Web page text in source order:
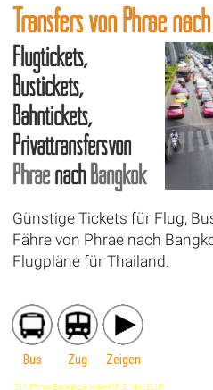
Transfers von Phrae
Flugtickets,
Bustickets,
Bahntickets,
Privattransfersvon
Phraenach Bangkok
Günstige Tickets für Flug,
Fähre von Phrae nach
Flugpläne für Thailand.
Bus Zug Zeigen
'TH',Phrae,Bangkok,travel,'0','0','de','EUR'